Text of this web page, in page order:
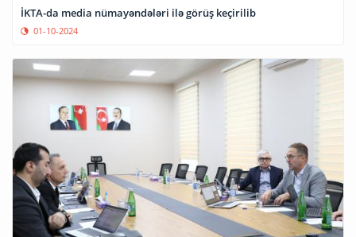
İKTA-da media nümayəndələri ilə görüş keçirilib
01-10-2024